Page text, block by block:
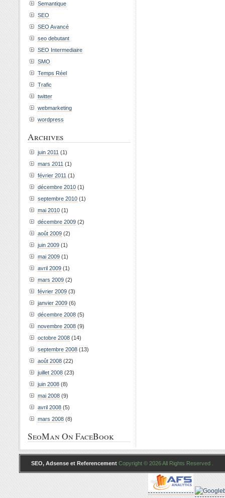
Semantique
SEO
SEO Avancé
seo debutant
SEO Intermediaire
SMO
Temps Réel
Trafic
twitter
webmarketing
wordpress
Archives
juin 2011 (1)
mars 2011 (1)
février 2011 (1)
décembre 2010 (1)
septembre 2010 (1)
mai 2010 (1)
décembre 2009 (2)
août 2009 (2)
juin 2009 (1)
mai 2009 (1)
avril 2009 (1)
mars 2009 (2)
février 2009 (3)
janvier 2009 (6)
décembre 2008 (5)
novembre 2008 (9)
octobre 2008 (14)
septembre 2008 (13)
août 2008 (22)
juillet 2008 (23)
juin 2008 (8)
mai 2008 (9)
avril 2008 (5)
mars 2008 (8)
SeoMan On FaceBook
SEO, Adsense et Referencement Copyright © 2026 All Rights Reserved .